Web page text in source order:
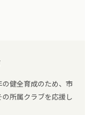
健全育成のため、市
所属クラブを応援し